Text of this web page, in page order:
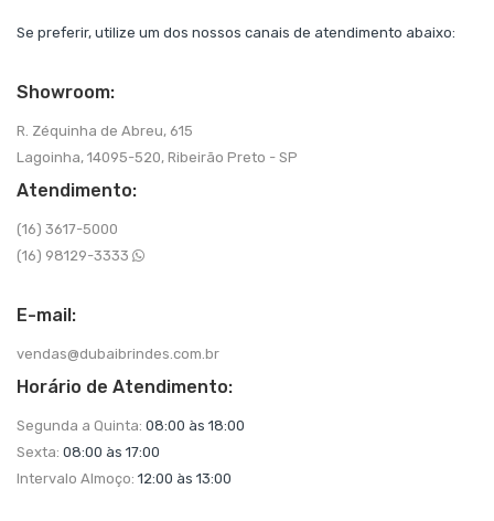
Se preferir, utilize um dos nossos canais de atendimento abaixo:
Showroom:
R. Zéquinha de Abreu, 615
Lagoinha, 14095-520, Ribeirão Preto - SP
Atendimento:
(16) 3617-5000
(16) 98129-3333
E-mail:
vendas@dubaibrindes.com.br
Horário de Atendimento:
Segunda a Quinta: 08:00 às 18:00
Sexta: 08:00 às 17:00
Intervalo Almoço: 12:00 às 13:00